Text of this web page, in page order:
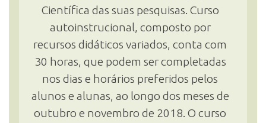
Científica das suas pesquisas. Curso
autoinstrucional, composto por
recursos didáticos variados, conta com
30 horas, que podem ser completadas
nos dias e horários preferidos pelos
alunos e alunas, ao longo dos meses de
outubro e novembro de 2018. O curso